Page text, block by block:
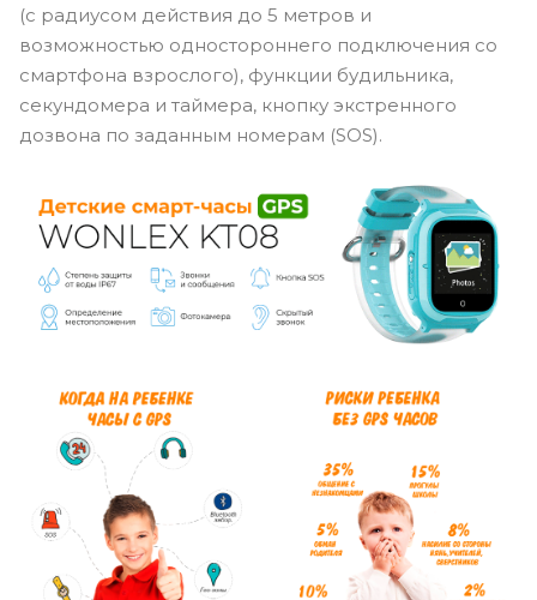
(с радиусом действия до 5 метров и
возможностью одностороннего подключения со
смартфона взрослого), функции будильника,
секундомера и таймера, кнопку экстренного
дозвона по заданным номерам (SOS).